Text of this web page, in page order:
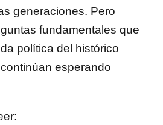
generaciones. Pero
fundamentales que
política del histórico
esperando